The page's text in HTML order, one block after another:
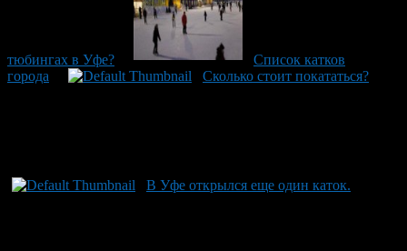
тюбингах в Уфе?
Список катков
города
Сколько стоит покататься?
В Уфе открылся еще один каток.